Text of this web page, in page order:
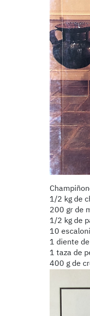
1/2 kg de
200 gr de
1/2 kg de
10
1 diente
1 taza de
400 g de